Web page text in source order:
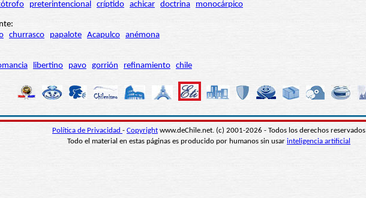
preterintencional críptido achicar doctrina monocárpico
churrasco papalote Acapulco anémona
libertino pavo gorrión refinamiento chile
Política de Privacidad - Copyright www.deChile.net. (c) 2001-2026 - Todos los derechos reservados
Todo el material en estas páginas es producido por humanos sin usar inteligencia artificial